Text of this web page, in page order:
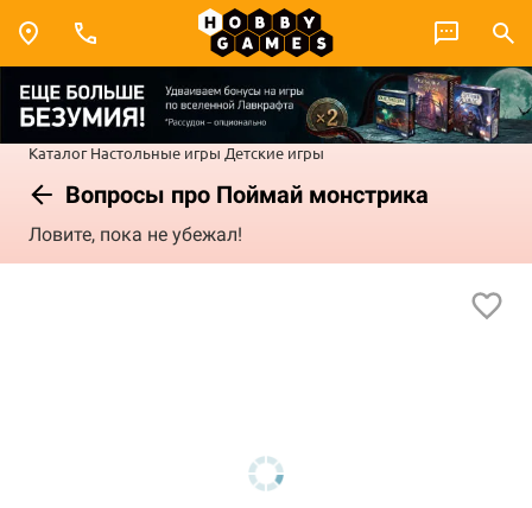
Каталог Настольные игры Детские игры
Вопросы про Поймай монстрика
Ловите, пока не убежал!